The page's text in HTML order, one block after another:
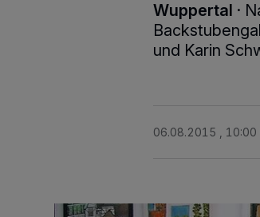
Wuppertal ·
und Karin
06.08.2015 , 10:00